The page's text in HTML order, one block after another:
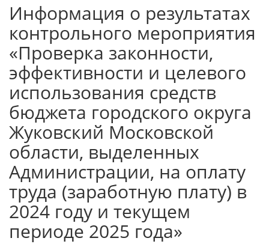
Информация о результатах
контрольного мероприятия
«Проверка законности,
эффективности и целевого
использования средств
бюджета городского округа
Жуковский Московской
области, выделенных
Администрации, на оплату
труда (заработную плату) в
2024 году и текущем
периоде 2025 года»